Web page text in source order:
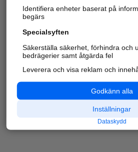
Identifiera enheter baserat på
begärs
Specialsyften
Säkerställa säkerhet, förhindra och
bedrägerier samt åtgärda fel
Leverera och visa reklam och
Godkänn alla
Inställningar
Dataskydd